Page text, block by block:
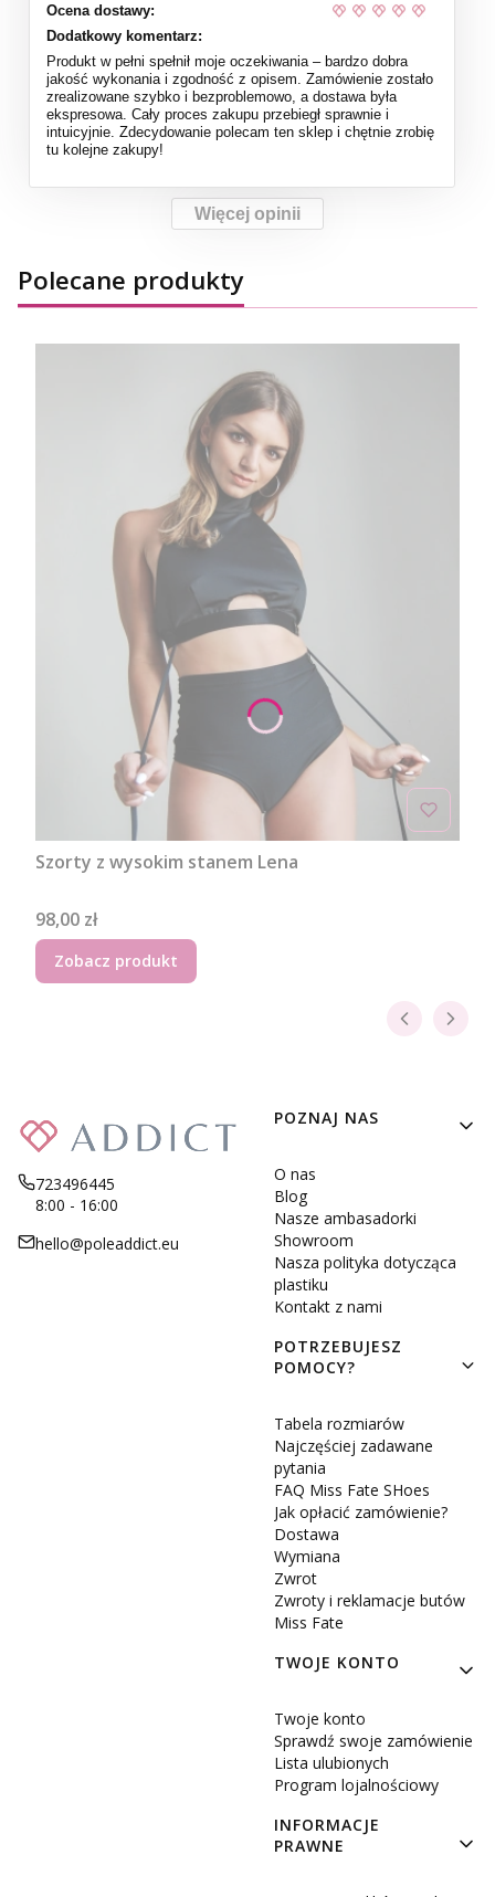
Ocena dostawy:
Dodatkowy komentarz:
Produkt w pełni spełnił moje oczekiwania – bardzo dobra
jakość wykonania i zgodność z opisem. Zamówienie zostało
zrealizowane szybko i bezproblemowo, a dostawa była
ekspresowa. Cały proces zakupu przebiegł sprawnie i
intuicyjnie. Zdecydowanie polecam ten sklep i chętnie zrobię
tu kolejne zakupy!
Więcej opinii
Polecane produkty
Szorty z wysokim stanem Lena
Cena
98,00 zł
Zobacz produkt
723496445
8:00 - 16:00
hello@poleaddict.eu
Linki w stopce
POZNAJ NAS
O nas
Blog
Nasze ambasadorki
Showroom
Nasza polityka dotycząca
plastiku
Kontakt z nami
POTRZEBUJESZ
POMOCY?
Tabela rozmiarów
Najczęściej zadawane
pytania
FAQ Miss Fate SHoes
Jak opłacić zamówienie?
Dostawa
Wymiana
Zwrot
Zwroty i reklamacje butów
Miss Fate
TWOJE KONTO
Twoje konto
Sprawdź swoje zamówienie
Lista ulubionych
Program lojalnościowy
INFORMACJE
PRAWNE